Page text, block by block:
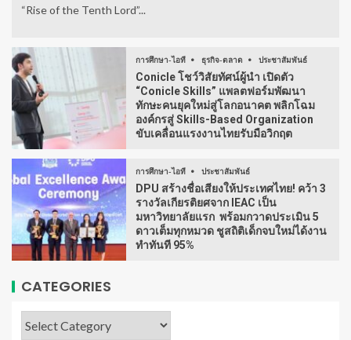
“Rise of the Tenth Lord”...
การศึกษา-ไอที ธุรกิจ-ตลาด ประชาสัมพันธ์
Conicle โชว์วิสัยทัศน์ผู้นำ เปิดตัว
“Conicle Skills” แพลตฟอร์มพัฒนา
ทักษะคนยุคใหม่สู่โลกอนาคต พลิกโฉม
องค์กรสู่ Skills-Based Organization
ขับเคลื่อนแรงงานไทยรับมือวิกฤต
การศึกษา-ไอที ประชาสัมพันธ์
DPU สร้างชื่อเสียงให้ประเทศไทย! คว้า 3
รางวัลเกียรติยศจาก IEAC เป็น
มหาวิทยาลัยแรก พร้อมกวาดประเมิน 5
ดาวเต็มทุกหมวด ชูสถิติเด็กจบใหม่ได้งาน
ทำทันที 95%
CATEGORIES